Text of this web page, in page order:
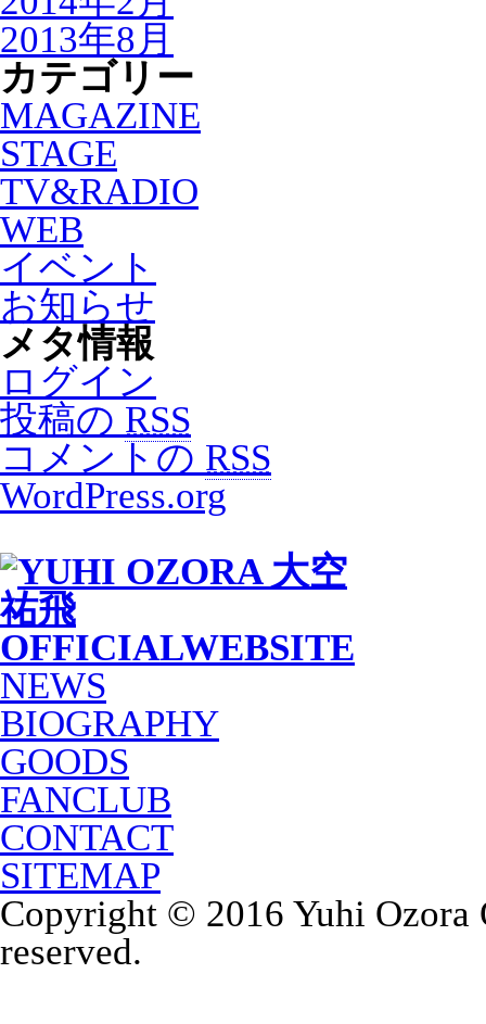
2013年8月
カテゴリー
MAGAZINE
STAGE
TV&RADIO
WEB
イベント
お知らせ
メタ情報
ログイン
投稿の RSS
コメントの RSS
WordPress.org
NEWS
BIOGRAPHY
GOODS
FANCLUB
CONTACT
SITEMAP
Copyright © 2016 Yuhi
reserved.